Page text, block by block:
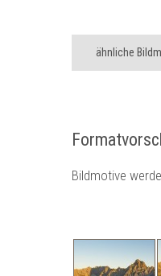
ähnliche
Bildmotive